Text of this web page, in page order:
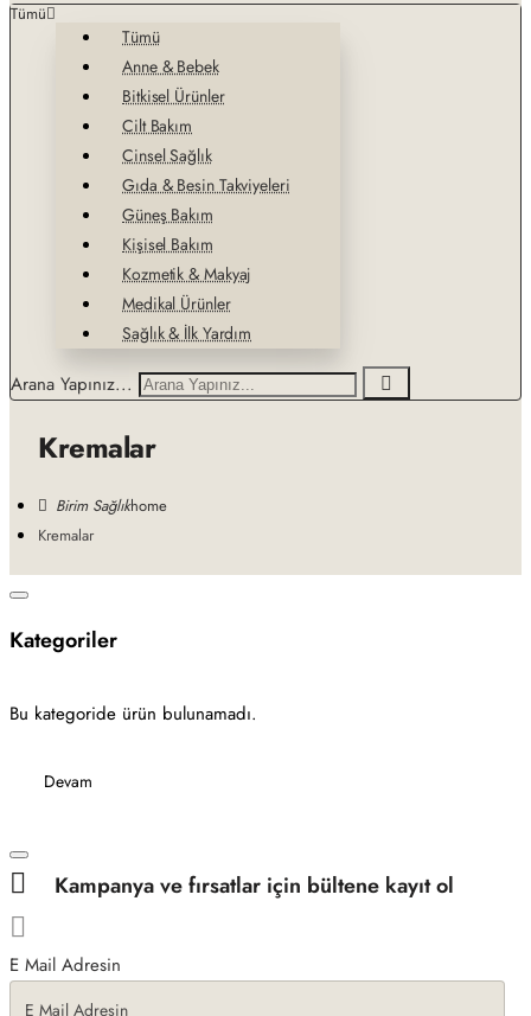
Tümü
Tümü
Anne & Bebek
Bitkisel Ürünler
Cilt Bakım
Cinsel Sağlık
Gıda & Besin Takviyeleri
Güneş Bakım
Kişisel Bakım
Kozmetik & Makyaj
Medikal Ürünler
Sağlık & İlk Yardım
Arana Yapınız...
Kremalar
home
Kremalar
Kategoriler
Bu kategoride ürün bulunamadı.
Devam
Kampanya ve fırsatlar için bültene kayıt ol
E Mail Adresin